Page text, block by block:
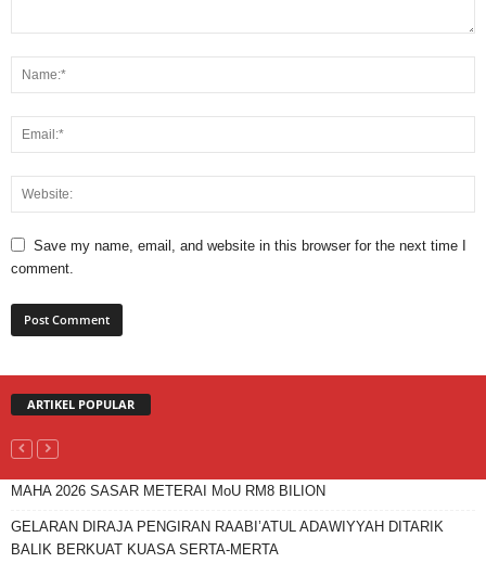
Save my name, email, and website in this browser for the next time I
comment.
ARTIKEL POPULAR
MAHA 2026 SASAR METERAI MoU RM8 BILION
GELARAN DIRAJA PENGIRAN RAABI’ATUL ADAWIYYAH DITARIK
BALIK BERKUAT KUASA SERTA-MERTA